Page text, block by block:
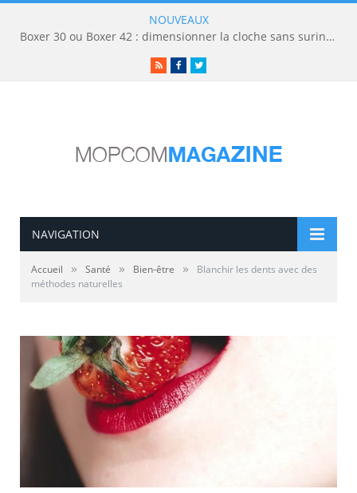
NOUVEAUX
Boxer 30 ou Boxer 42 : dimensionner la cloche sans surinvestir
RSSFacebookTwitter
NAVIGATION
Accueil » Santé » Bien-être »
Blanchir les dents avec des
méthodes naturelles